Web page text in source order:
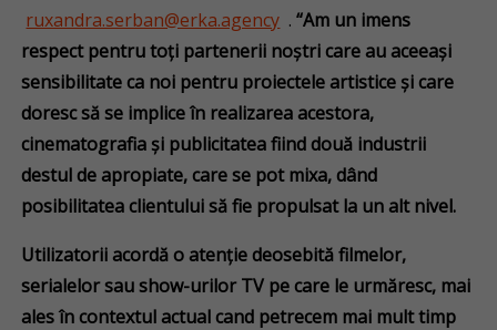
ruxandra.serban@erka.agency .“Am un imens
respect pentru toți partenerii noștri care au aceeași
sensibilitate ca noi pentru proiectele artistice și care
doresc să se implice în realizarea acestora,
cinematografia și publicitatea fiind două industrii
destul de apropiate, care se pot mixa, dând
posibilitatea clientului să fie propulsat la un alt nivel.
Utilizatorii acordă o atenție deosebită filmelor,
serialelor sau show-urilor TV pe care le urmăresc, mai
ales în contextul actual cand petrecem mai mult timp